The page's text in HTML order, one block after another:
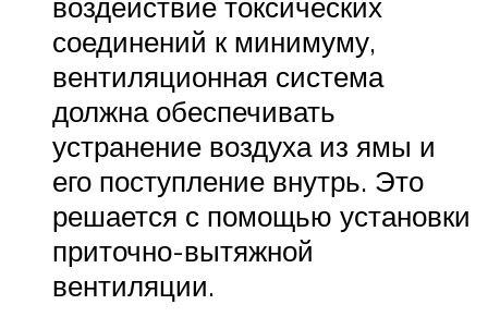
соединений к минимуму,
вентиляционная система
должна обеспечивать
устранение воздуха из ямы и
его поступление внутрь. Это
решается с помощью установки
приточно-вытяжной
вентиляции.